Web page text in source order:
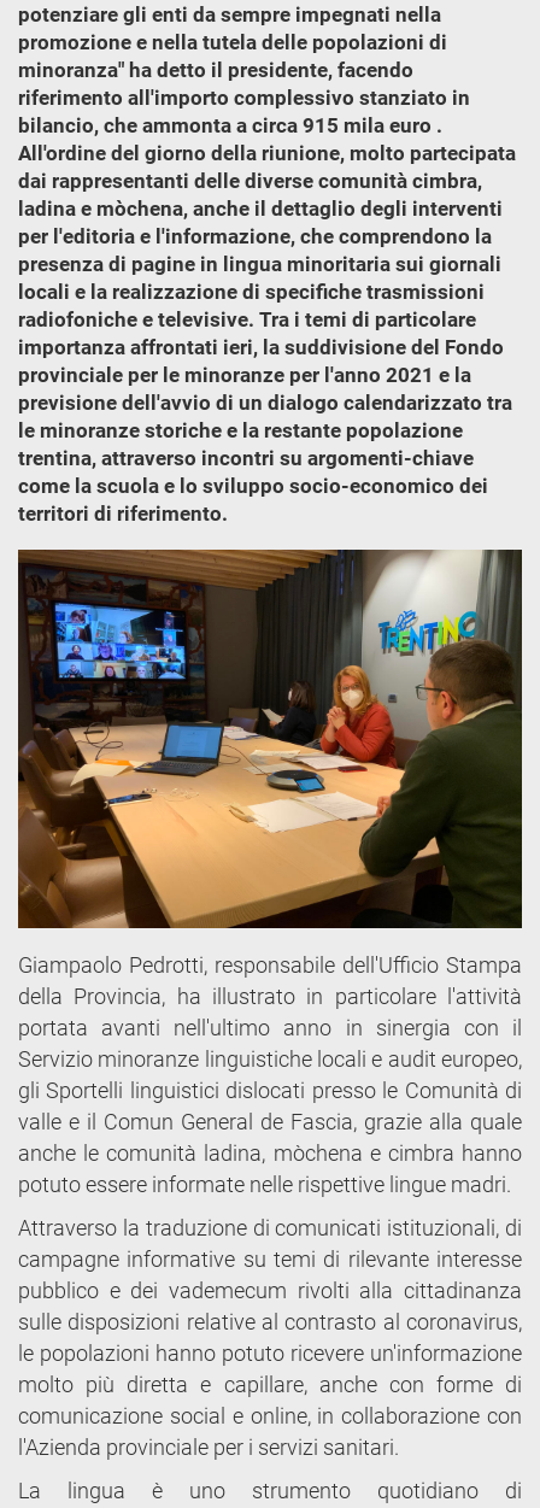
potenziare gli enti da sempre impegnati nella
promozione e nella tutela delle popolazioni di
minoranza" ha detto il presidente, facendo
riferimento all'importo complessivo stanziato in
bilancio, che ammonta a circa 915 mila euro .
All'ordine del giorno della riunione, molto partecipata
dai rappresentanti delle diverse comunità cimbra,
ladina e mòchena, anche il dettaglio degli interventi
per l'editoria e l'informazione, che comprendono la
presenza di pagine in lingua minoritaria sui giornali
locali e la realizzazione di specifiche trasmissioni
radiofoniche e televisive. Tra i temi di particolare
importanza affrontati ieri, la suddivisione del Fondo
provinciale per le minoranze per l'anno 2021 e la
previsione dell'avvio di un dialogo calendarizzato tra
le minoranze storiche e la restante popolazione
trentina, attraverso incontri su argomenti-chiave
come la scuola e lo sviluppo socio-economico dei
territori di riferimento.
Giampaolo Pedrotti, responsabile dell'Ufficio Stampa
della Provincia, ha illustrato in particolare l'attività
portata avanti nell'ultimo anno in sinergia con il
Servizio minoranze linguistiche locali e audit europeo,
gli Sportelli linguistici dislocati presso le Comunità di
valle e il Comun General de Fascia, grazie alla quale
anche le comunità ladina, mòchena e cimbra hanno
potuto essere informate nelle rispettive lingue madri.
Attraverso la traduzione di comunicati istituzionali, di
campagne informative su temi di rilevante interesse
pubblico e dei vademecum rivolti alla cittadinanza
sulle disposizioni relative al contrasto al coronavirus,
le popolazioni hanno potuto ricevere un'informazione
molto più diretta e capillare, anche con forme di
comunicazione social e online, in collaborazione con
l'Azienda provinciale per i servizi sanitari.
La lingua è uno strumento quotidiano di